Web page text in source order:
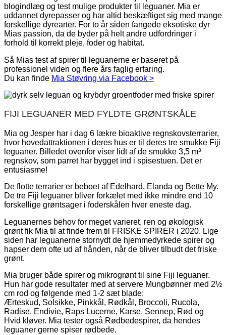
blogindlæg og test mulige produkter til leguaner. Mia er
uddannet dyrepasser og har altid beskæftiget sig med mange
forskellige dyrearter. For to år siden fangede eksotiske dyr
Mias passion, da de byder på helt andre udfordringer i
forhold til korrekt pleje, foder og habitat.
Så Mias test af spirer til leguanerne er baseret på
professionel viden og flere års faglig erfaring.
Du kan finde Mia Støvring via Facebook >
FIJI LEGUANER MED FYLDTE GRØNTSKÅLE
Mia og Jesper har i dag 6 lækre bioaktive regnskovsterrarier,
hvor hovedattraktionen i deres hus er til deres tre smukke Fiji
leguaner. Billedet ovenfor viser lidt af de smukke 3,5 m³
regnskov, som parret har bygget ind i spisestuen. Det er
entusiasme!
De flotte terrarier er beboet af Edelhard, Elanda og Bette My.
De tre Fiji leguaner bliver forkælet med ikke mindre end 10
forskellige grøntsager i foderskålen hver eneste dag.
Leguanernes behov for meget varieret, ren og økologisk
grønt fik Mia til at finde frem til FRISKE SPIRER i 2020. Lige
siden har leguanerne stornydt de hjemmedyrkede spirer og
hapser dem ofte ud af hånden, når de bliver tilbudt det friske
grønt.
Mia bruger både spirer og mikrogrønt til sine Fiji leguaner.
Hun har gode resultater med at servere Mungbønner med 2½
cm rod og følgende med 1-2 sæt blade:
Ærteskud, Solsikke, Pinkkål, Rødkål, Broccoli, Rucola,
Radise, Endivie, Raps Lucerne, Karse, Sennep, Rød og
Hvid kløver. Mia tester også Rødbedespirer, da hendes
leguaner gerne spiser rødbede.